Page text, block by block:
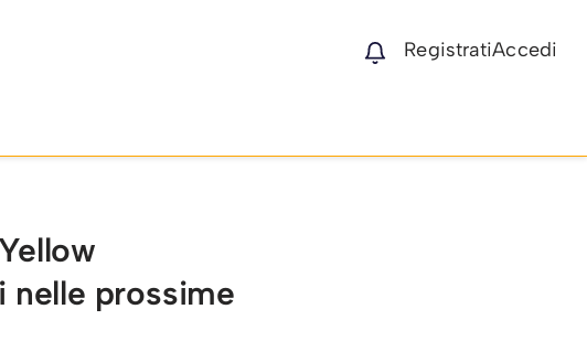
RegistratiAccedi
prossime